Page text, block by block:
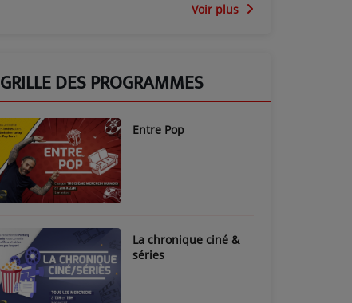
Voir plus
GRILLE DES PROGRAMMES
Entre Pop
La chronique ciné &
séries